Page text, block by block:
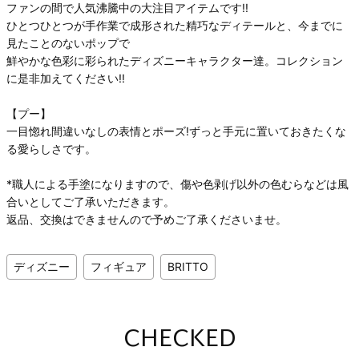
ファンの間で人気沸騰中の大注目アイテムです!!
ひとつひとつが手作業で成形された精巧なディテールと、今までに
見たことのないポップで
鮮やかな色彩に彩られたディズニーキャラクター達。コレクション
に是非加えてください!!
【プー】
一目惚れ間違いなしの表情とポーズ!ずっと手元に置いておきたくな
る愛らしさです。
*職人による手塗になりますので、傷や色剥げ以外の色むらなどは風
合いとしてご了承いただきます。
返品、交換はできませんので予めご了承くださいませ。
ディズニー フィギュア BRITTO
CHECKED